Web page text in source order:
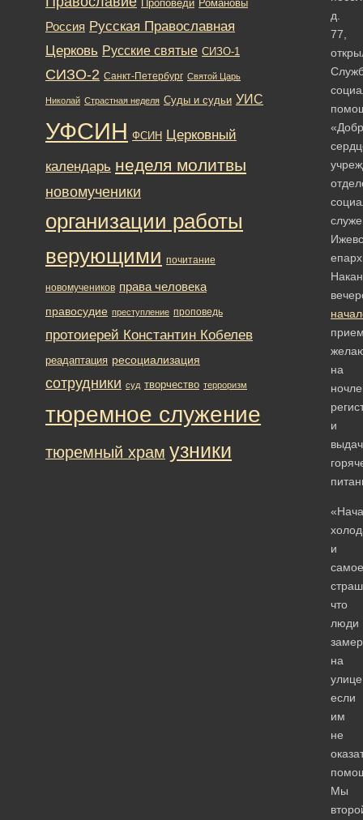
д.
77,
на
и
и
самое
что
люди
на
если
им
не
Мы
Проповеди Романовы
Россия Русская Православная
Церковь Русские святые СИЗО-1
СИЗО-2 Санкт-Петербург Святой Царь
Николай Страстная неделя Суды и судьи УИС
УФСИН ФСИН Церковный
календарь неделя молитвы
новомученики
организации работы
верующими почитание
новомучеников права человека
правосудие преступление проповедь
протоиерей Константин Кобелев
реадаптация ресоциализация
сотрудники суд творчество терроризм
тюремное служение
тюремный храм узники